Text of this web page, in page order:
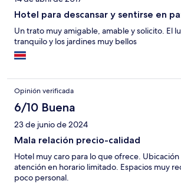
Hotel para descansar y sentirse en
Un trato muy amigable, amable y solicito. El
tranquilo y los jardines muy bellos
Opinión verificada
6/10 Buena
23 de junio de 2024
Mala relación precio-calidad
Hotel muy caro para lo que ofrece.
atención en horario limitado. Espacios muy
poco personal.